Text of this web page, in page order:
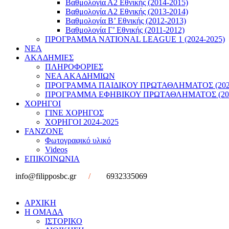
Βαθμολογία Α2 Εθνικής (2014-2015)
Βαθμολογία Α2 Εθνικής (2013-2014)
Βαθμολογία Β’ Εθνικής (2012-2013)
Βαθμολογία Γ’ Εθνικής (2011-2012)
ΠΡΟΓΡΑΜΜΑ NATIONAL LEAGUE 1 (2024-2025)
ΝΕΑ
ΑΚΑΔΗΜΙΕΣ
ΠΛΗΡΟΦΟΡΙΕΣ
ΝΕΑ ΑΚΑΔΗΜΙΩΝ
ΠΡΟΓΡΑΜΜΑ ΠΑΙΔΙΚΟΥ ΠΡΩΤΑΘΛΗΜΑΤΟΣ
ΠΡΟΓΡΑΜΜΑ ΕΦΗΒΙΚΟΥ ΠΡΩΤΑΘΛΗΜΑΤΟΣ
ΧΟΡΗΓΟΙ
ΓΙΝΕ ΧΟΡΗΓΟΣ
ΧΟΡΗΓΟΙ 2024-2025
FANZONE
Φωτογραφικό υλικό
Videos
ΕΠΙΚΟΙΝΩΝΙΑ
info@filipposbc.gr
/ 6932335069
ΑΡΧΙΚΗ
Η ΟΜΑΔΑ
ΙΣΤΟΡΙΚΟ